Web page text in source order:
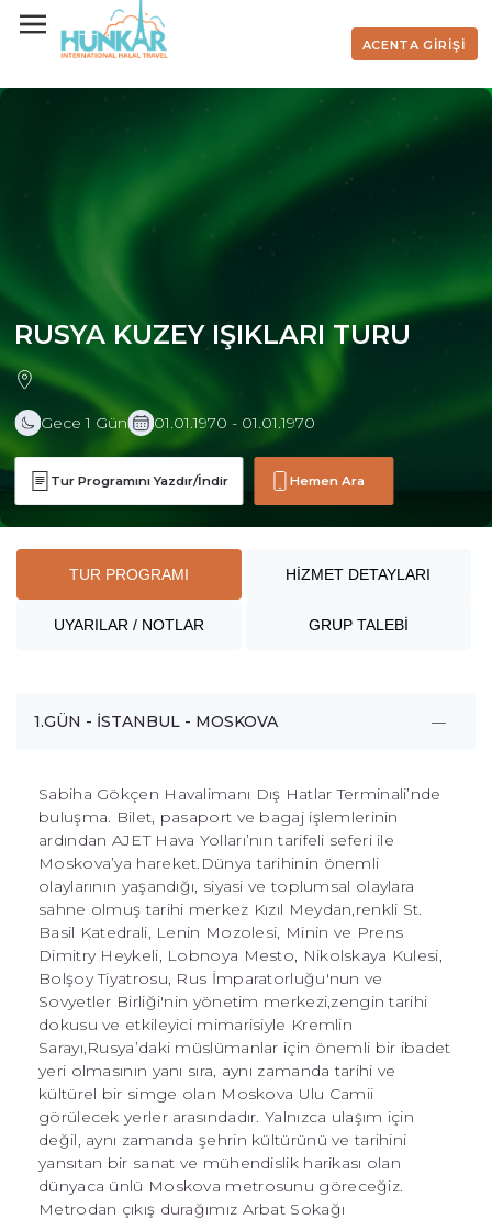
ACENTA GİRİŞİ
RUSYA KUZEY IŞIKLARI TURU
Gece 1 Gün 01.01.1970 - 01.01.1970
Tur Programını Yazdır/İndir Hemen Ara
TUR PROGRAMI HİZMET DETAYLARI
UYARILAR / NOTLAR GRUP TALEBİ
1.GÜN - İSTANBUL - MOSKOVA
Sabiha Gökçen Havalimanı Dış Hatlar Terminali’nde
buluşma. Bilet, pasaport ve bagaj işlemlerinin
ardından AJET Hava Yolları’nın tarifeli seferi ile
Moskova’ya hareket.Dünya tarihinin önemli
olaylarının yaşandığı, siyasi ve toplumsal olaylara
sahne olmuş tarihi merkez Kızıl Meydan,renkli St.
Basil Katedrali, Lenin Mozolesi, Minin ve Prens
Dimitry Heykeli, Lobnoya Mesto, Nikolskaya Kulesi,
Bolşoy Tiyatrosu, Rus İmparatorluğu'nun ve
Sovyetler Birliği'nin yönetim merkezi,zengin tarihi
dokusu ve etkileyici mimarisiyle Kremlin
Sarayı,Rusya’daki müslümanlar için önemli bir ibadet
yeri olmasının yanı sıra, aynı zamanda tarihi ve
kültürel bir simge olan Moskova Ulu Camii
görülecek yerler arasındadır. Yalnızca ulaşım için
değil, aynı zamanda şehrin kültürünü ve tarihini
yansıtan bir sanat ve mühendislik harikası olan
dünyaca ünlü Moskova metrosunu göreceğiz.
Metrodan çıkış durağımız Arbat Sokağı